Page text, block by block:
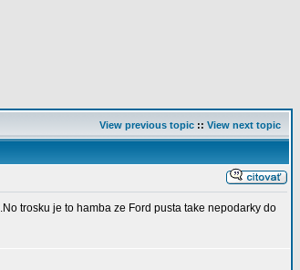
View previous topic :: View next topic
trosku je to hamba ze Ford pusta take nepodarky do